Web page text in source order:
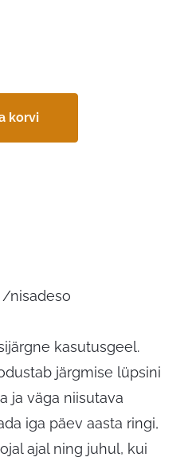
korvi
/nisadeso
kasutusgeel.
järgmise lüpsini
ja väga niisutava
iga päev aasta ringi,
ajal ning juhul, kui